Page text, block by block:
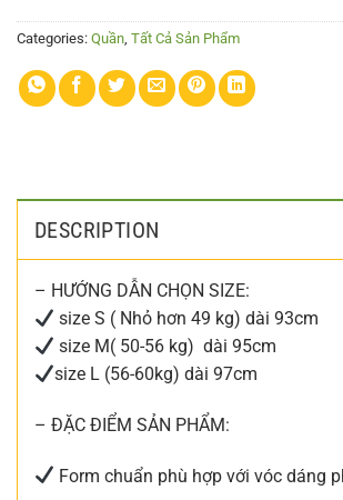
Categories: Quần, Tất Cả Sản Phẩm
DESCRIPTION
– HƯỚNG DẪN CHỌN SIZE:
size S ( Nhỏ hơn 49 kg) dài 93cm
size M( 50-56 kg) dài 95cm
size L (56-60kg) dài 97cm
– ĐẶC ĐIỂM SẢN PHẨM:
Form chuẩn phù hợp với vóc dáng